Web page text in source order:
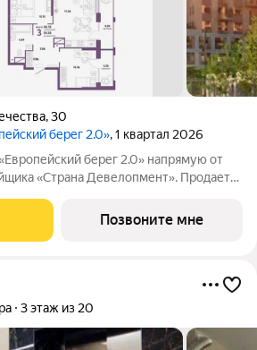
,30
берег 2.0», 1 квартал 2026
берег 2.0» напрямую от
«Страна Девелопмент». Продается
квартиры 58,78 кв. м. Жилой комплекс
Позвоните мне
3 этаж из 20